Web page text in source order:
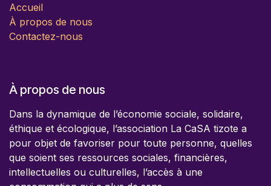
Accueil
À propos de nous
Contactez-nous
À propos de nous
Dans la dynamique de l’économie sociale, solidaire,
éthique et écologique, l’association La CaSA tizote a
pour objet de favoriser pour toute personne, quelles
que soient ses ressources sociales, financières,
intellectuelles ou culturelles, l’accès à une